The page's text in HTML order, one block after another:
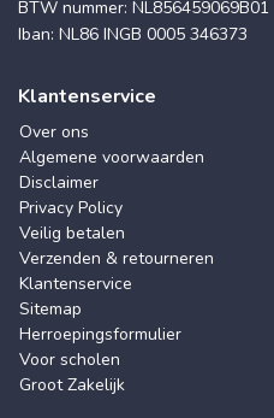
BTW nummer: NL856459069B01
Iban: NL86 INGB 0005 346373
Klantenservice
Over ons
Algemene voorwaarden
Disclaimer
Privacy Policy
Veilig betalen
Verzenden & retourneren
Klantenservice
Sitemap
Herroepingsformulier
Voor scholen
Groot Zakelijk